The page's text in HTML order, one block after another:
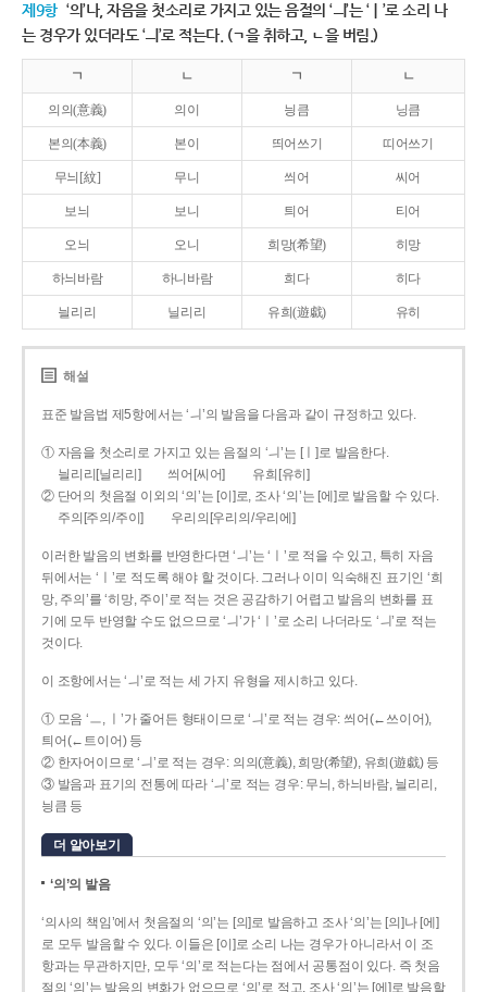
제9항 ‘의’나, 자음을 첫소리로 가지고 있는 음절의 ‘ㅢ’는 ‘ㅣ’로 소리 나
는 경우가 있더라도 ‘ㅢ’로 적는다. (ㄱ을 취하고, ㄴ을 버림.)
ㄱ ㄴ ㄱ ㄴ
의의(意義) 의이 닁큼 닝큼
본의(本義) 본이 띄어쓰기 띠어쓰기
무늬[紋] 무니 씌어 씨어
보늬 보니 틔어 티어
오늬 오니 희망(希望) 히망
하늬바람 하니바람 희다 히다
늴리리 닐리리 유희(遊戱) 유히
해설
표준 발음법 제5항에서는 ‘ㅢ’의 발음을 다음과 같이 규정하고 있다.
① 자음을 첫소리로 가지고 있는 음절의 ‘ㅢ’는 [ㅣ]로 발음한다.
늴리리[닐리리]
씌어[씨어]
유희[유히]
② 단어의 첫음절 이외의 ‘의’는 [이]로, 조사 ‘의’는 [에]로 발음할 수 있다.
주의[주의/주이]
우리의[우리의/우리에]
이러한 발음의 변화를 반영한다면 ‘ㅢ’는 ‘ㅣ’로 적을 수 있고, 특히 자음
뒤에서는 ‘ㅣ’로 적도록 해야 할 것이다. 그러나 이미 익숙해진 표기인 ‘희
망, 주의’를 ‘히망, 주이’로 적는 것은 공감하기 어렵고 발음의 변화를 표
기에 모두 반영할 수도 없으므로 ‘ㅢ’가 ‘ㅣ’로 소리 나더라도 ‘ㅢ’로 적는
것이다.
이 조항에서는 ‘ㅢ’로 적는 세 가지 유형을 제시하고 있다.
① 모음 ‘ㅡ, ㅣ’가 줄어든 형태이므로 ‘ㅢ’로 적는 경우: 씌어(←쓰이어),
틔어(←트이어) 등
② 한자어이므로 ‘ㅢ’로 적는 경우: 의의(意義), 희망(希望), 유희(遊戱) 등
③ 발음과 표기의 전통에 따라 ‘ㅢ’로 적는 경우: 무늬, 하늬바람, 늴리리,
닁큼 등
더 알아보기
‘의’의 발음
‘의사의 책임’에서 첫음절의 ‘의’는 [의]로 발음하고 조사 ‘의’는 [의]나 [에]
로 모두 발음할 수 있다. 이들은 [이]로 소리 나는 경우가 아니라서 이 조
항과는 무관하지만, 모두 ‘의’로 적는다는 점에서 공통점이 있다. 즉 첫음
절의 ‘의’는 발음의 변화가 없으므로 ‘의’로 적고, 조사 ‘의’는 [에]로 발음할